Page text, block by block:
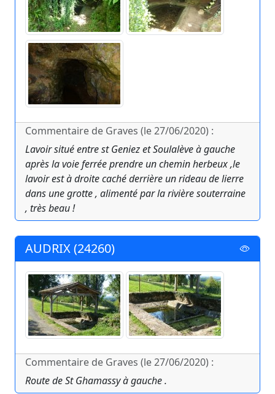
Commentaire de Graves (le 27/06/2020) :
Lavoir situé entre st Geniez et Soulalève à gauche
après la voie ferrée prendre un chemin herbeux ,le
lavoir est à droite caché derrière un rideau de lierre
dans une grotte , alimenté par la rivière souterraine
, très beau !
AUDRIX (24260)
Commentaire de Graves (le 27/06/2020) :
Route de St Ghamassy à gauche .